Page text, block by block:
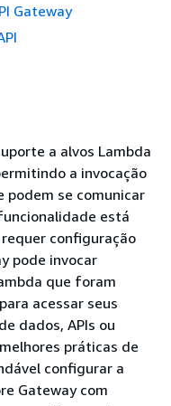
Gateway
a alvos Lambda
a invocação
se comunicar
está
configuração
pode invocar
que foram
acessar seus
dados, APIs ou
práticas de
configurar a
Gateway com